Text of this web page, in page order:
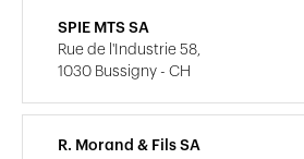
SPIE MTS SA
Rue de l'Industrie 58,
1030 Bussigny - CH
R. Morand & Fils SA